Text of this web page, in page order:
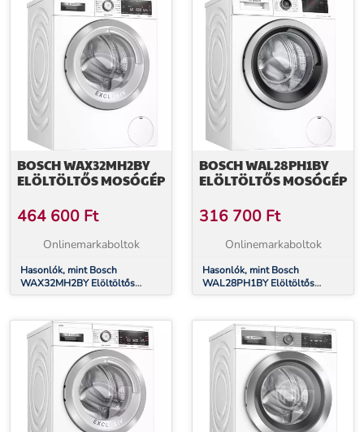
BOSCH WAX32MH2BY
ELÖLTÖLTŐS MOSÓGÉP
464 600 Ft
Onlinemarkaboltok
Hasonlók, mint Bosch
WAX32MH2BY Elöltöltős
mosógép
BOSCH WAL28PH1BY
ELÖLTÖLTŐS MOSÓGÉP
316 700 Ft
Onlinemarkaboltok
Hasonlók, mint Bosch
WAL28PH1BY Elöltöltős
mosógép